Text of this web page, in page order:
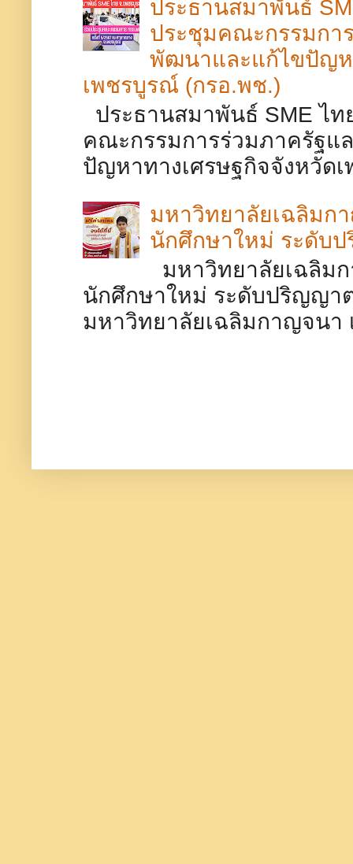
ประธานสมาพันธ์
ประชุมคณะกรรมกา
พัฒนาและแก้ไขปัญห
เพชรบูรณ์ (กรอ.พช.)
ประธานสมาพันธ์ SME ไ
คณะกรรมการร่วมภาครัฐแ
ปัญหาทางเศรษฐกิจจังหวัด
มหาวิทยาลัยเฉลิมก
นักศึกษาใหม่ ระดับ
มหาวิทยาลัยเฉลิม
นักศึกษาใหม่ ระดับปริญญา
มหาวิทยาลัยเฉลิมกาญจน